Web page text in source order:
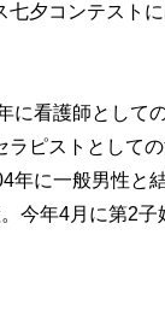
七夕コンテスト
に看護師として
ラピストとして
年に一般男性と
今年4月に第2子